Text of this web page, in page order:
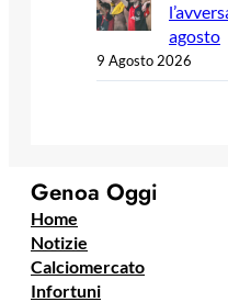
agosto
9 Agosto 2026
Genoa Oggi
Home
Notizie
Calciomercato
Infortuni